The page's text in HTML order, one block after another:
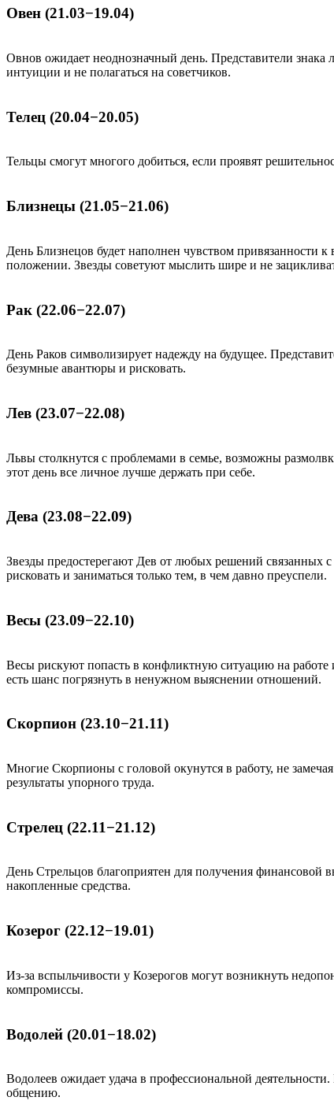
Овен (21.03−19.04)
Овнов ожидает неоднозначный день. Представители
интуиции и не полагаться на советчиков.
Телец (20.04−20.05)
Тельцы смогут многого добиться, если проявят
Близнецы (21.05−21.06)
День Близнецов будет наполнен чувством привязанности
положении. Звезды советуют мыслить шире и не
Рак (22.06−22.07)
День Раков символизирует надежду на будущее.
безумные авантюры и рисковать.
Лев (23.07−22.08)
Львы столкнутся с проблемами в семье, возможны
этот день все личное лучше держать при себе.
Дева (23.08−22.09)
Звезды предостерегают Дев от любых решений связанных
рисковать и заниматься только тем, в чем давно преуспели.
Весы (23.09−22.10)
Весы рискуют попасть в конфликтную ситуацию на работе
есть шанс погрязнуть в ненужном выяснении отношений.
Скорпион (23.10−21.11)
Многие Скорпионы с головой окунутся в работу, не
результаты упорного труда.
Стрелец (22.11−21.12)
День Стрельцов благоприятен для получения
накопленные средства.
Козерог (22.12−19.01)
Из-за вспыльчивости у Козерогов могут возникнуть
компромиссы.
Водолей (20.01−18.02)
Водолеев ожидает удача в профессиональной
общению.